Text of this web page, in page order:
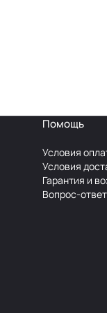
Помощь
Условия
Условия
Гарантия и
Вопрос-ответ